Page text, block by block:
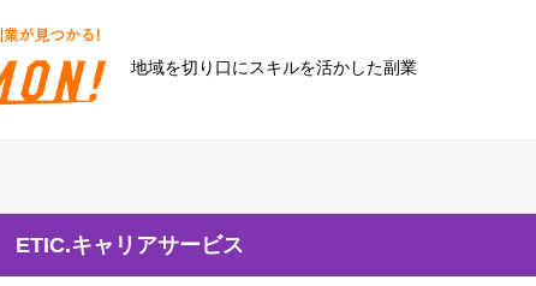
地域を切り口に スキルを活かした副業
ETIC.キャリアサービス